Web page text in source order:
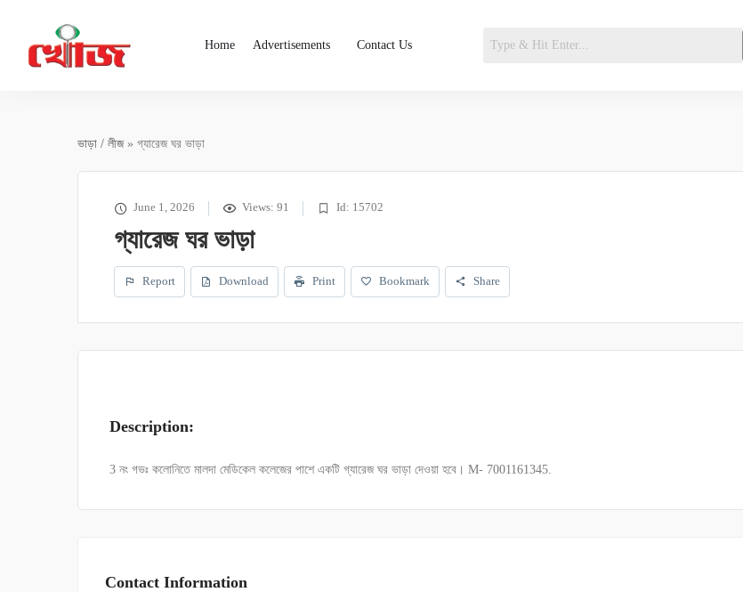
Home Advertisements Contact Us
ভাড়া / লীজ» গ্যারেজ ঘর ভাড়া
June 1, 2026 Views: 91 Id: 15702
গ্যারেজ ঘর ভাড়া
Report Download Print Bookmark Share
Description:
3 নং গভঃ কলোনিতে মালদা মেডিকেল কলেজের পাশে একটি গ্যারেজ ঘর ভাড়া দেওয়া হবে। M- 7001161345.
Contact Information